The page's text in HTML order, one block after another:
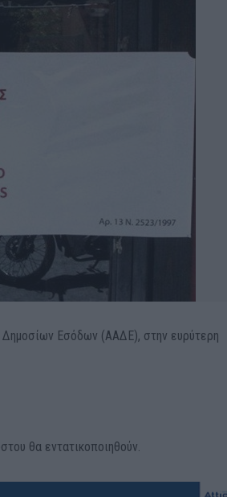
Δημοσίων Εσόδων (ΑΑΔΕ), στην ευρύτερη
θα εντατικοποιηθούν.